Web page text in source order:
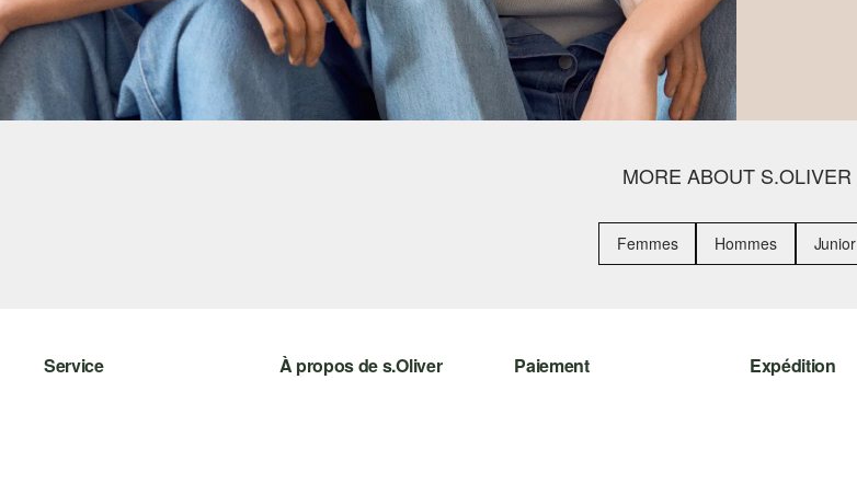
MORE ABOUT S.OLIVER
Femmes Hommes Junior
Service À propos de s.Oliver Paiement Expédition